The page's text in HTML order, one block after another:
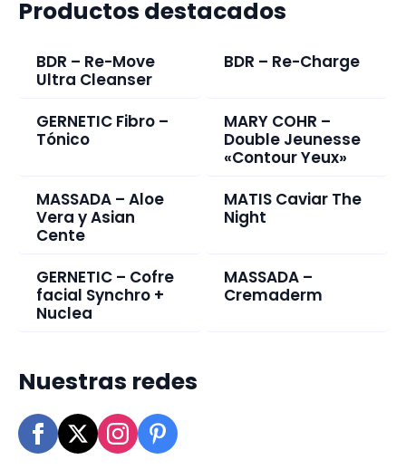
Productos destacados
BDR – Re-Move
Ultra Cleanser
BDR – Re-Charge
GERNETIC Fibro –
Tónico
MARY COHR –
Double Jeunesse
«Contour Yeux»
MASSADA – Aloe
Vera y Asian
Cente
MATIS Caviar The
Night
GERNETIC – Cofre
facial Synchro +
Nuclea
MASSADA –
Cremaderm
Nuestras redes